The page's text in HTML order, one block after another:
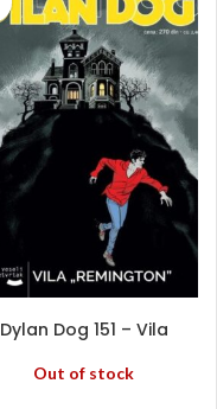
Dylan Dog 151 – Vila
Out of stock